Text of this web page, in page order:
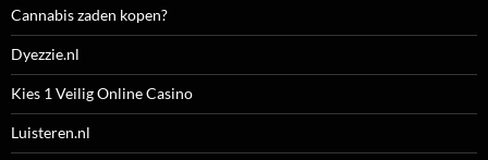
Cannabis zaden kopen?
Dyezzie.nl
Kies 1 Veilig Online Casino
Luisteren.nl